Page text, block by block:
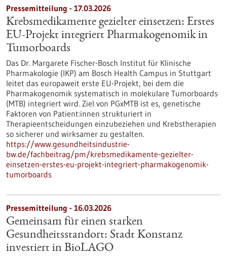
Pressemitteilung - 17.03.2026
Krebsmedikamente gezielter einsetzen: Erstes
EU-Projekt integriert Pharmakogenomik in
Tumorboards
Das Dr. Margarete Fischer-Bosch Institut für Klinische
Pharmakologie (IKP) am Bosch Health Campus in Stuttgart
leitet das europaweit erste EU-Projekt, bei dem die
Pharmakogenomik systematisch in molekulare Tumorboards
(MTB) integriert wird. Ziel von PGxMTB ist es, genetische
Faktoren von Patient:innen strukturiert in
Therapieentscheidungen einzubeziehen und Krebstherapien
so sicherer und wirksamer zu gestalten.
https://www.gesundheitsindustrie-
bw.de/fachbeitrag/pm/krebsmedikamente-gezielter-
einsetzen-erstes-eu-projekt-integriert-pharmakogenomik-
tumorboards
Pressemitteilung - 16.03.2026
Gemeinsam für einen starken
Gesundheitsstandort: Stadt Konstanz
investiert in BioLAGO